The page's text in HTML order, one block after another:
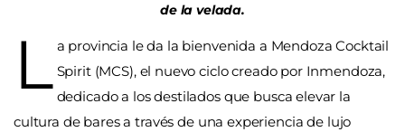
de la velada.
L a provincia le da la bienvenida a Mendoza Cocktail
Spirit (MCS), el nuevo ciclo creado por Inmendoza,
dedicado a los destilados que busca elevar la
cultura de bares a través de una experiencia de lujo